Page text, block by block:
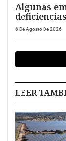
Algunas
directivos
6 De Agosto De 2026
LEER